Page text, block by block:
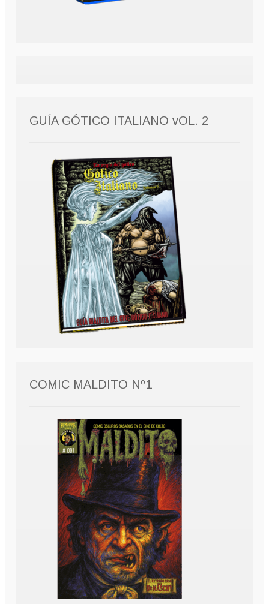
GUÍA GÓTICO ITALIANO vOL. 2
COMIC MALDITO Nº1